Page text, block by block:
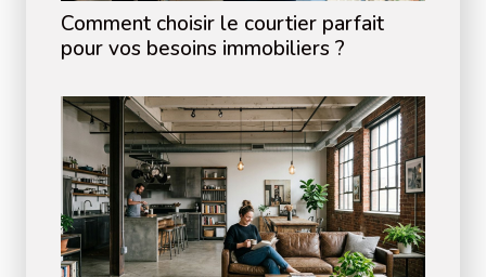
Comment choisir le courtier parfait
pour vos besoins immobiliers ?